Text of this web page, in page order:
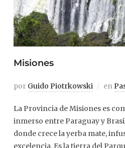
Misiones
por Guido Piotrkowski en
La Provincia de Misiones es
inmerso entre Paraguay y
donde crece la yerba mate,
excelencia. Es la tierra del